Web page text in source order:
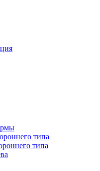
типа
типа